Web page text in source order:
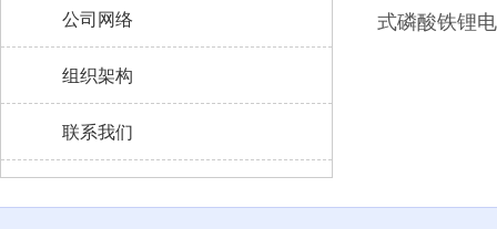
公司网络
组织架构
联系我们
式磷酸铁锂